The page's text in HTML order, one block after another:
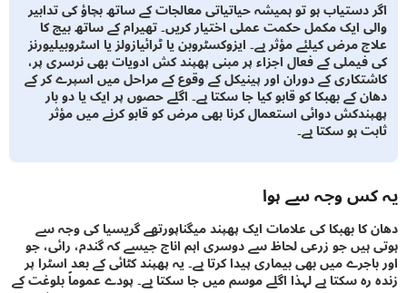
دستیاب ہو تو ہمیشہ حیاتیاتی معالجات کے ساتھ بچاؤ کی تدابیر
ایک مکمل حکمت عملی اختیار کریں۔ تھیرام کے ساتھ بیج کا
مرض کیلئے مؤثر ہے۔ ایزوکسٹروبن یا ٹرائیازولز یا اسٹروبیلیورنز
کے فعال اجزاء پر مبنی پھپند کش ادویات بھی نرسری پر،
کے دوران اور پینیکل کے وقوع کے مراحل میں اسپرے کر کے
کے بھبکا کو قابو کیا جا سکتا ہے۔ اگلے حصوں پر ایک یا دو بار
دوائی استعمال کرنا بھی مرض کو قابو کرنے میں مؤثر
ہو سکتا ہے۔
وجہ سے ہوا
بھبکا کی علامات ایک پھپند میگناپورتھے گریسیا کی وجہ سے
جو زرعی لحاظ سے دوسری اہم اناج جیسے کہ گندم، رائی، جو
میں بھی بیماری پیدا کرتا ہے۔ یہ پھپند کٹائی کے بعد اسٹرا پر
سکتا ہے لہذا اگلے موسم میں جا سکتا ہے۔ پودے عموماً بلوغت کے